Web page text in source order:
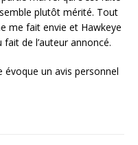
plutôt mérité. Tout
me fait envie et Hawkeye
de l’auteur annoncé.
évoque un avis personnel